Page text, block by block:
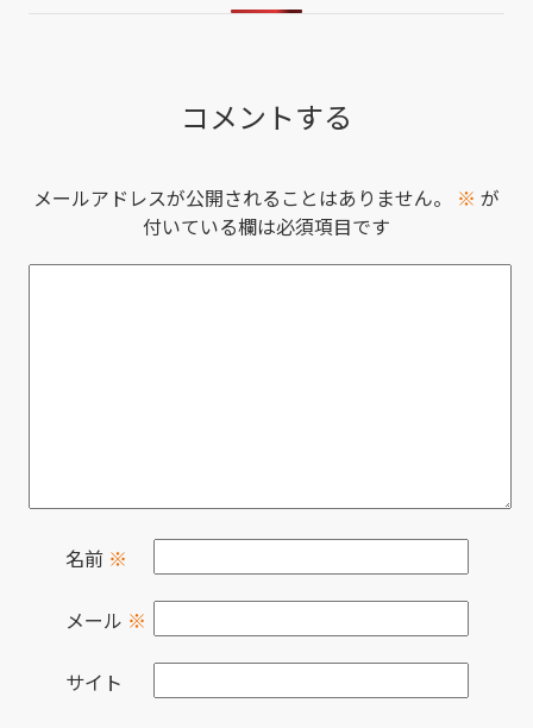
コメントする
メールアドレスが公開されることはありません。 ※ が
付いている欄は必須項目です
名前 ※
メール ※
サイト